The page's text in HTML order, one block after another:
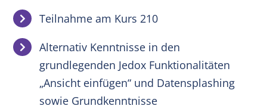
Teilnahme am Kurs 210
Alternativ Kenntnisse in den
grundlegenden Jedox Funktionalitäten
„Ansicht einfügen“ und Datensplashing
sowie Grundkenntnisse